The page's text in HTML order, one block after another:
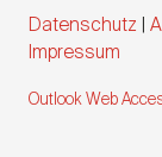
Datenschutz
Impressum
Outlook Web